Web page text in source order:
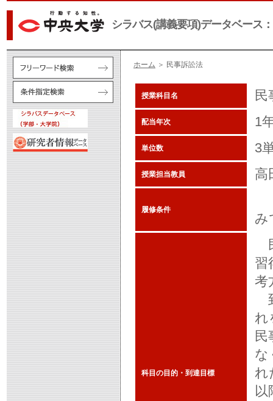
シラバス(講義要項)データベース
ホーム ＞ 民事訴訟法
授業科目名 民
配当年次 1
単位数 3
授業担当教員
履修条件
み
科目の目的・到達目標
習
考
れ
民
な
れ
以